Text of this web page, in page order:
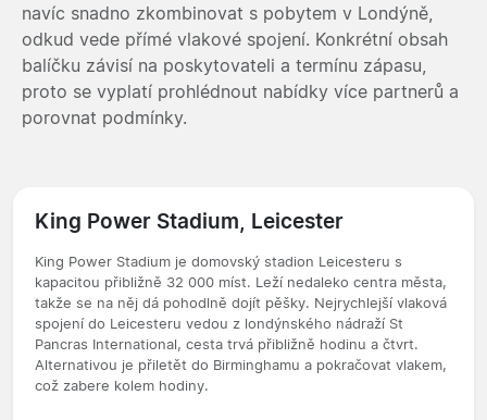
navíc snadno zkombinovat s pobytem v Londýně,
odkud vede přímé vlakové spojení. Konkrétní obsah
balíčku závisí na poskytovateli a termínu zápasu,
proto se vyplatí prohlédnout nabídky více partnerů a
porovnat podmínky.
King Power Stadium, Leicester
King Power Stadium je domovský stadion Leicesteru s
kapacitou přibližně 32 000 míst. Leží nedaleko centra města,
takže se na něj dá pohodlně dojít pěšky. Nejrychlejší vlaková
spojení do Leicesteru vedou z londýnského nádraží St
Pancras International, cesta trvá přibližně hodinu a čtvrt.
Alternativou je přiletět do Birminghamu a pokračovat vlakem,
což zabere kolem hodiny.